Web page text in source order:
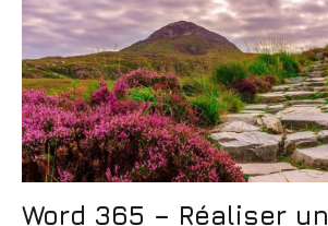
Word 365 – Réaliser un